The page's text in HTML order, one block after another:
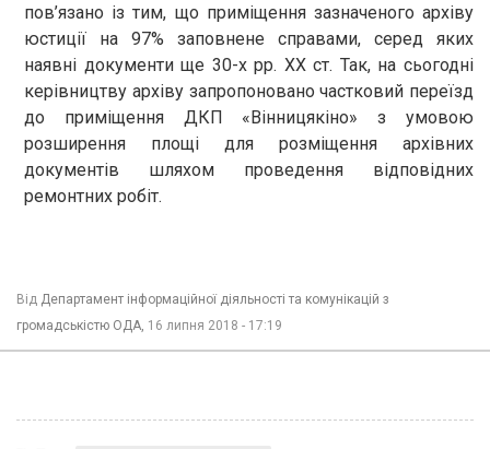
пов’язано із тим, що приміщення зазначеного архіву
юстиції на 97% заповнене справами, серед яких
наявні документи ще 30-х рр. ХХ ст. Так, на сьогодні
керівництву архіву запропоновано частковий переїзд
до приміщення ДКП «Вінницякіно» з умовою
розширення площі для розміщення архівних
документів шляхом проведення відповідних
ремонтних робіт.
Від Департамент інформаційної діяльності та комунікацій з
громадськістю ОДА, 16 липня 2018 - 17:19